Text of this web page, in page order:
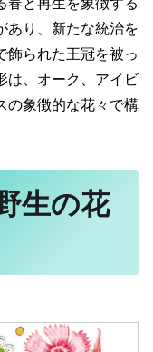
春と再生を象徴する
あり、新たな統治を
飾られた王冠を被っ
は、オーク、アイビ
の象徴的な花々で構
生の花